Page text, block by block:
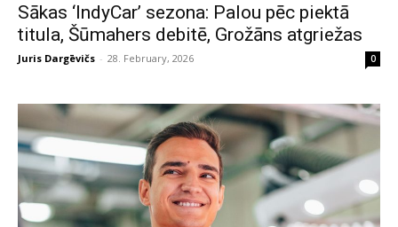
Sākas ‘IndyCar’ sezona: Palou pēc piektā
titula, Šūmahers debitē, Grožāns atgriežas
Juris Dargēvičs - 28. February, 2026 0